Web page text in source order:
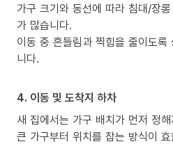
가구 크기와 동선에 따라 침대/장
가 많습니다.
이동 중 흔들림과 찍힘을 줄이도
니다.
4. 이동 및 도착지 하차
새 집에서는 가구 배치가 먼저 정
큰 가구부터 위치를 잡는 방식이